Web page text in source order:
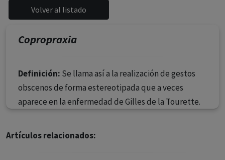
siendo responsabilidad de los profesionales
facultados prescribir medicamentos y decidir, en cada
caso concreto, el tratamiento más adecuado a las
necesidades del paciente.
Copropraxia
Definición: Se llama así a la realización de gestos
obscenos de forma estereotipada que a veces
aparece en la enfermedad de Gilles de la Tourette.
Artículos relacionados: